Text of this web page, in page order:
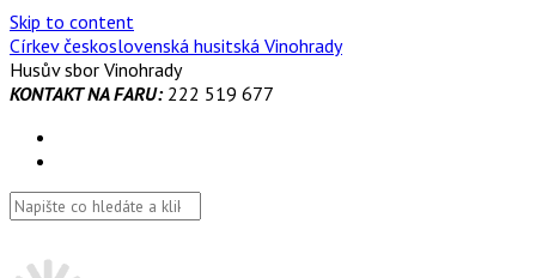
Skip to content
Církev československá husitská Vinohrady
Husův sbor Vinohrady
KONTAKT NA FARU:222 519 677